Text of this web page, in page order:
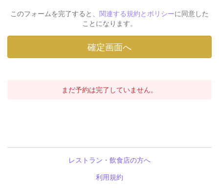
このフォームを完了すると、 関連する規約とポリシーに同意した
ことになります。
まだ予約は完了していません。
レストラン・飲食店の方へ
利用規約